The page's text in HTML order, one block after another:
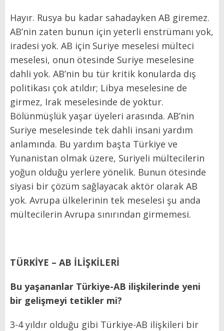
Hayır. Rusya bu kadar sahadayken AB giremez.
AB’nin zaten bunun için yeterli enstrümanı yok,
iradesi yok. AB için Suriye meselesi mülteci
meselesi, onun ötesinde Suriye meselesine
dahli yok. AB’nin bu tür kritik konularda dış
politikası çok atıldır; Libya meselesine de
girmez, Irak meselesinde de yoktur.
Bölünmüşlük yaşar üyeleri arasında. AB’nin
Suriye meselesinde tek dahli insani yardım
anlamında. Bu yardım başta Türkiye ve
Yunanistan olmak üzere, Suriyeli mültecilerin
yoğun olduğu yerlere yönelik. Bunun ötesinde
siyasi bir çözüm sağlayacak aktör olarak AB
yok. Avrupa ülkelerinin tek meselesi şu anda
mültecilerin Avrupa sınırından girmemesi.
TÜRKİYE – AB İLİŞKİLERİ
Bu yaşananlar Türkiye-AB ilişkilerinde yeni
bir gelişmeyi tetikler mi?
3-4 yıldır olduğu gibi Türkiye-AB ilişkileri bir